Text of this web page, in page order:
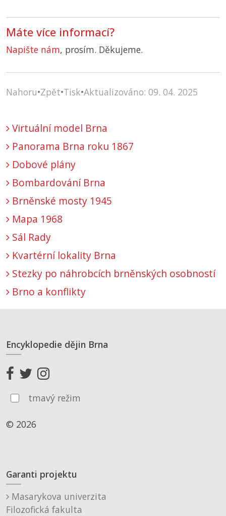
Máte více informací?
Napište nám, prosím. Děkujeme.
Nahoru•Zpět•Tisk•Aktualizováno: 09. 04. 2025
Virtuální model Brna
Panorama Brna roku 1867
Dobové plány
Bombardování Brna
Brněnské mosty 1945
Mapa 1968
Sál Rady
Kvartérní lokality Brna
Stezky po náhrobcích brněnských osobností
Brno a konflikty
Encyklopedie dějin Brna
tmavý režim
© 2026
Garanti projektu
Masarykova univerzita
Filozofická fakulta